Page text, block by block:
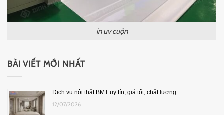
in uv cuộn
BÀI VIẾT MỚI NHẤT
Dịch vụ nội thất BMT uy tín, giá tốt, chất lượng
12/07/2026